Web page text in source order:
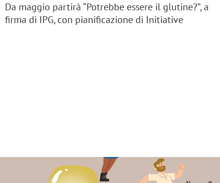
Da maggio partirà “Potrebbe essere il glutine?”, a
firma di IPG, con pianificazione di Initiative